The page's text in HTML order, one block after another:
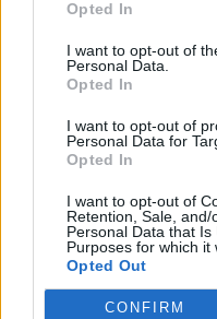
Opted In
I want to opt-out of
Personal Data.
Opted In
I want to opt-out of
Personal Data for
Opted In
I want to opt-out of
Retention, Sale,
Personal Data that
Purposes for which it
Opted Out
CONFIRM